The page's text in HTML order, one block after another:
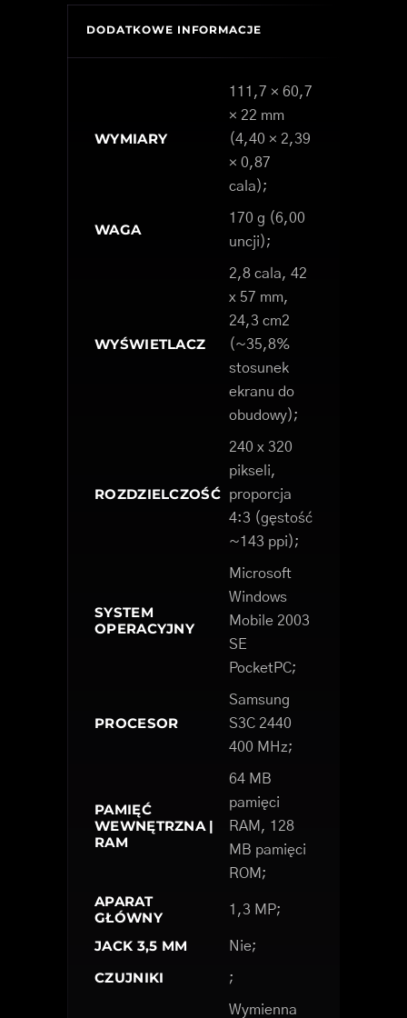
DODATKOWE INFORMACJE
WYMIARY
111,7 × 60,7
× 22 mm
(4,40 × 2,39
× 0,87
cala);
WAGA
170 g (6,00
uncji);
WYŚWIETLACZ
2,8 cala, 42
x 57 mm,
24,3 cm2
(~35,8%
stosunek
ekranu do
obudowy);
ROZDZIELCZOŚĆ
240 x 320
pikseli,
proporcja
4:3 (gęstość
~143 ppi);
SYSTEM
OPERACYJNY
Microsoft
Windows
Mobile 2003
SE
PocketPC;
PROCESOR
Samsung
S3C 2440
400 MHz;
PAMIĘĆ
WEWNĘTRZNA |
RAM
64 MB
pamięci
RAM, 128
MB pamięci
ROM;
APARAT
GŁÓWNY
1,3 MP;
JACK 3,5 MM Nie;
CZUJNIKI ;
Wymienna